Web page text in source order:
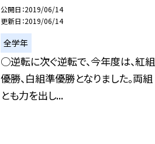
公開日 2019/06/14
更新日 2019/06/14
全学年
○逆転に次ぐ逆転で、今年度は、紅組
優勝、白組準優勝となりました。両組
とも力を出し...